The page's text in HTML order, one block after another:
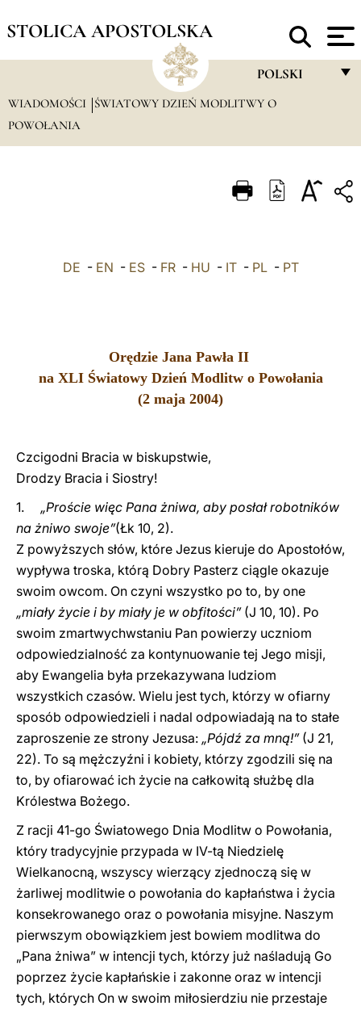
STOLICA APOSTOLSKA
POLSKI
FRANÇAIS
PORTUGUÊS
DEUTSCH
WIADOMOŚCI
ŚWIATOWY DZIEŃ MODLITWY O
POWOŁANIA
DE - EN - ES- FR- HU - IT- PL- PT
Orędzie Jana Pawła II
na XLI Światowy Dzień Modlitw o Powołania
(2 maja 2004)
Czcigodni Bracia w biskupstwie,
Drodzy Bracia i Siostry!
1. „Proście więc Pana żniwa, aby posłał robotników
na żniwo swoje”(Łk 10, 2).
Z powyższych słów, które Jezus kieruje do Apostołów,
wypływa troska, którą Dobry Pasterz ciągle okazuje
swoim owcom. On czyni wszystko po to, by one
„miały życie i by miały je w obfitości”(J 10, 10). Po
swoim zmartwychwstaniu Pan powierzy uczniom
odpowiedzialność za kontynuowanie tej Jego misji,
aby Ewangelia była przekazywana ludziom
wszystkich czasów. Wielu jest tych, którzy w ofiarny
sposób odpowiedzieli i nadal odpowiadają na to stałe
zaproszenie ze strony Jezusa: „Pójdź za mną!” (J 21,
22). To są mężczyźni i kobiety, którzy zgodzili się na
to, by ofiarować ich życie na całkowitą służbę dla
Królestwa Bożego.
Z racji 41-go Światowego Dnia Modlitw o Powołania,
który tradycyjnie przypada w IV-tą Niedzielę
Wielkanocną, wszyscy wierzący zjednoczą się w
żarliwej modlitwie o powołania do kapłaństwa i życia
konsekrowanego oraz o powołania misyjne. Naszym
pierwszym obowiązkiem jest bowiem modlitwa do
„Pana żniwa” w intencji tych, którzy już naśladują Go
poprzez życie kapłańskie i zakonne oraz w intencji
tych, których On w swoim miłosierdziu nie przestaje